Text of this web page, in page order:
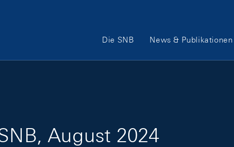
Hauptnavigation
Die SNB News & Publikationen
August 2024